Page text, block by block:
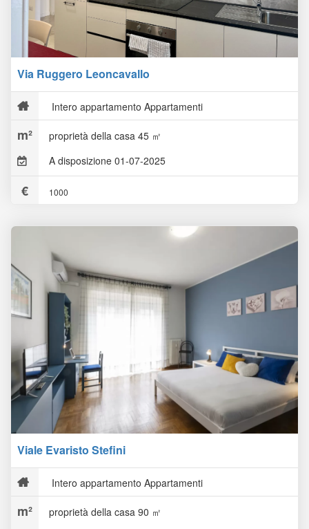
Via Ruggero Leoncavallo
Intero appartamento Appartamenti
proprietà della casa 45 ㎡
A disposizione 01-07-2025
1000
Viale Evaristo Stefini
Intero appartamento Appartamenti
proprietà della casa 90 ㎡